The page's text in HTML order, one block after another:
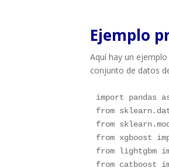
Ejemplo
Aquí hay un
conjunto de datos
import pandas
from sklearn.
from sklearn.
from xgboost
from lightgbm
from catboost